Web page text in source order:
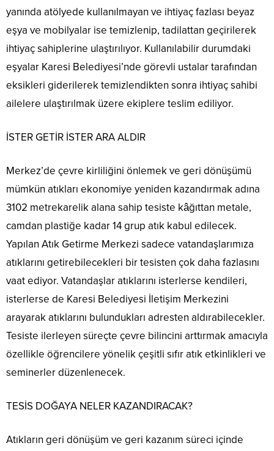
yanında atölyede kullanılmayan ve ihtiyaç fazlası beyaz
eşya ve mobilyalar ise temizlenip, tadilattan geçirilerek
ihtiyaç sahiplerine ulaştırılıyor. Kullanılabilir durumdaki
eşyalar Karesi Belediyesi’nde görevli ustalar tarafından
eksikleri giderilerek temizlendikten sonra ihtiyaç sahibi
ailelere ulaştırılmak üzere ekiplere teslim ediliyor.
İSTER GETİR İSTER ARA ALDIR
Merkez’de çevre kirliliğini önlemek ve geri dönüşümü
mümkün atıkları ekonomiye yeniden kazandırmak adına
3102 metrekarelik alana sahip tesiste kâğıttan metale,
camdan plastiğe kadar 14 grup atık kabul edilecek.
Yapılan Atık Getirme Merkezi sadece vatandaşlarımıza
atıklarını getirebilecekleri bir tesisten çok daha fazlasını
vaat ediyor. Vatandaşlar atıklarını isterlerse kendileri,
isterlerse de Karesi Belediyesi İletişim Merkezini
arayarak atıklarını bulundukları adresten aldırabilecekler.
Tesiste ilerleyen süreçte çevre bilincini arttırmak amacıyla
özellikle öğrencilere yönelik çeşitli sıfır atık etkinlikleri ve
seminerler düzenlenecek.
TESİS DOĞAYA NELER KAZANDIRACAK?
Atıkların geri dönüşüm ve geri kazanım süreci içinde